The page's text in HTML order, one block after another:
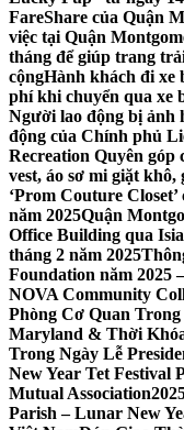
FareShare của Quận
việc tại Quận
tháng để giúp trang
cộngHành khách đi xe
phí khi chuyển qua xe
Người lao động bị ảnh
động của Chính phủ
Recreation Quyên góp
vest, áo sơ mi giặt
‘Prom Couture
năm 2025Quận
Office Building qua
tháng 2 năm 2025
Foundation năm 2025
NOVA Community
Phòng Cơ Quan
Maryland & Thời
Trong Ngày Lễ
New Year Tet Festival
Mutual Association
Parish – Lunar New